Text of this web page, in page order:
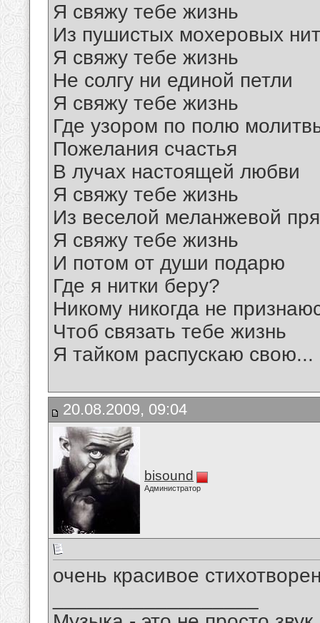
Я свяжу тебе жизнь
Из пушистых мохеровых
Я свяжу тебе жизнь
Не солгу ни единой петли
Я свяжу тебе жизнь
Где узором по полю
Пожелания счастья
В лучах настоящей любви
Я свяжу тебе жизнь
Из веселой меланжевой
Я свяжу тебе жизнь
И потом от души подарю
Где я нитки беру?
Никому никогда не
Чтоб связать тебе жизнь
Я тайком распускаю свою...
20.08.2009, 09:04
bisound
Администратор
очень красивое